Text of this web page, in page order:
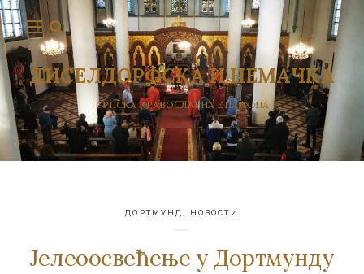
ДИСЕЛДОРФСКА И НЕМАЧКА
СРПСКА ПРАВОСЛАВНА ЕПАРХИЈА
ДОРТМУНД НОВОСТИ
Јелеоосвећење у Дортмунду